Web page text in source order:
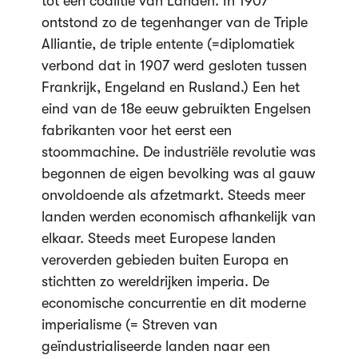
ontstond zo de tegenhanger van de Triple
Alliantie, de triple entente (=diplomatiek
verbond dat in 1907 werd gesloten tussen
Frankrijk, Engeland en Rusland.) Een het
eind van de 18e eeuw gebruikten Engelsen
fabrikanten voor het eerst een
stoommachine. De industriële revolutie was
begonnen de eigen bevolking was al gauw
onvoldoende als afzetmarkt. Steeds meer
landen werden economisch afhankelijk van
elkaar. Steeds meet Europese landen
veroverden gebieden buiten Europa en
stichtten zo wereldrijken imperia. De
economische concurrentie en dit moderne
imperialisme (= Streven van
geïndustrialiseerde landen naar een